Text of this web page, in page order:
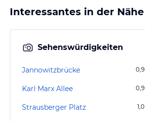
Interessantes in der Nähe
Sehenswürdigkeiten
Jannowitzbrücke 0,9
Karl Marx Allee 0,9
Strausberger Platz 1,0